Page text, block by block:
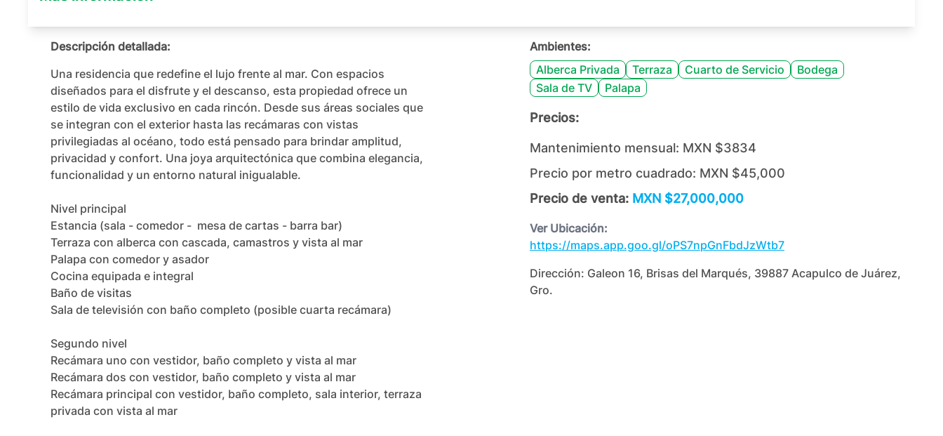
Descripción detallada:
Una residencia que redefine el lujo frente al mar. Con espacios
diseñados para el disfrute y el descanso, esta propiedad ofrece un
estilo de vida exclusivo en cada rincón. Desde sus áreas sociales que
se integran con el exterior hasta las recámaras con vistas
privilegiadas al océano, todo está pensado para brindar amplitud,
privacidad y confort. Una joya arquitectónica que combina elegancia,
funcionalidad y un entorno natural inigualable.
Nivel principal
Estancia (sala - comedor -  mesa de cartas - barra bar)
Terraza con alberca con cascada, camastros y vista al mar
Palapa con comedor y asador
Cocina equipada e integral
Baño de visitas
Sala de televisión con baño completo (posible cuarta recámara)
Segundo nivel
Recámara uno con vestidor, baño completo y vista al mar
Recámara dos con vestidor, baño completo y vista al mar
Recámara principal con vestidor, baño completo, sala interior, terraza
privada con vista al mar
Ambientes:
Alberca Privada
Terraza Cuarto de Servicio
Bodega
Sala de TV
Palapa
Precios:
Mantenimiento mensual: MXN $3834
Precio por metro cuadrado: MXN $45,000
Precio de venta: MXN $27,000,000
Ver Ubicación:
https://maps.app.goo.gl/oPS7npGnFbdJzWtb7
Dirección: Galeon 16, Brisas del Marqués, 39887 Acapulco de Juárez,
Gro.